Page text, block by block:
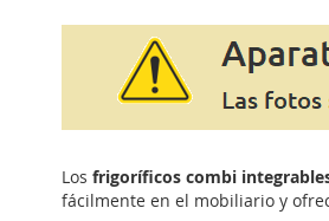
Los frigoríficos combi
fácilmente en el mobiliario y